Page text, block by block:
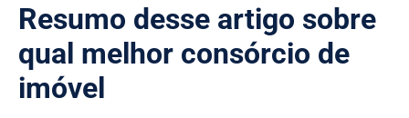
Resumo desse artigo sobre
qual melhor consórcio de
imóvel